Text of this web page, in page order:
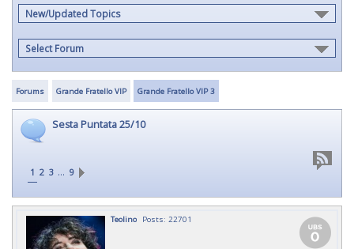
New/Updated Topics
Select Forum
Forums Grande Fratello VIP Grande Fratello VIP 3
Sesta Puntata 25/10
1 2 3 … 9
Teolino Posts: 22701